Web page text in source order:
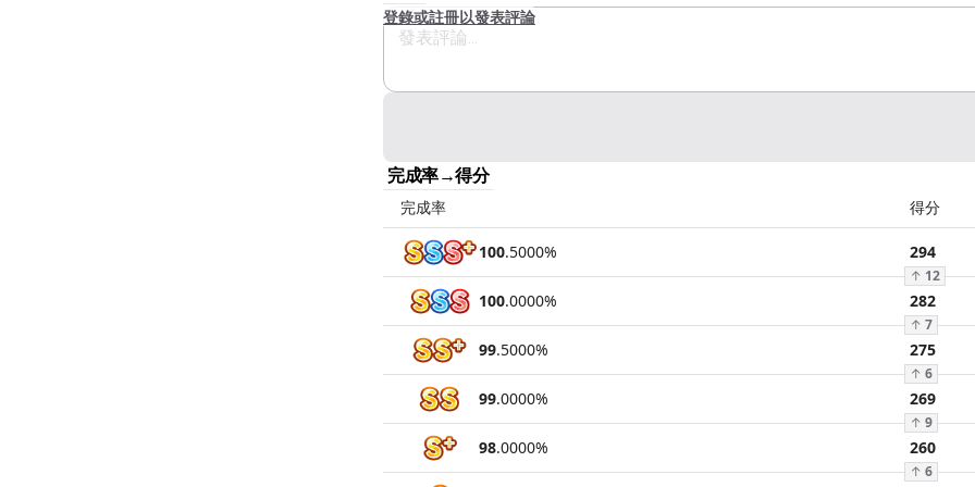
登錄或註冊以發表評論
完成率→得分
完成率 得分
100.5000% 294
↑ 12
100.0000% 282
↑ 7
99.5000% 275
↑ 6
99.0000% 269
↑ 9
98.0000% 260
↑ 6